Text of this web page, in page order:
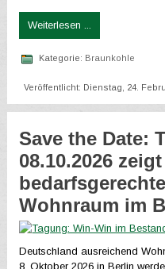
Weiterlesen ...
Kategorie: Braunkohle
Veröffentlicht: Dienstag, 24.
Save the Date:
08.10.2026
Wohnraum im
Deutschland ausreichend
8. Oktober 2026 in Berlin